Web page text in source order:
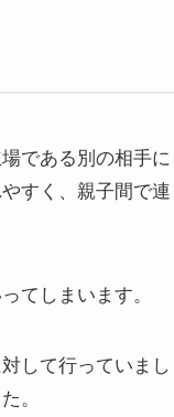
である別の相手に
すく、親子間で連
てしまいます。
して行っていまし
。